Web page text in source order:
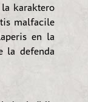
karaktero
malfacile
en la
la defenda